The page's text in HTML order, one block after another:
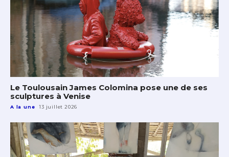
Le Toulousain James Colomina pose une de ses
sculptures à Venise
A la une 13 juillet 2026